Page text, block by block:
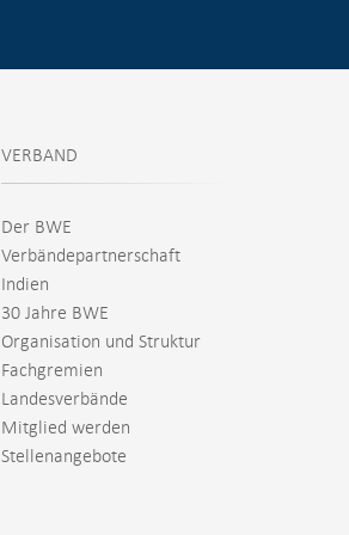
VERBAND
Der BWE
Verbändepartnerschaft
Indien
30 Jahre BWE
Organisation und Struktur
Fachgremien
Landesverbände
Mitglied werden
Stellenangebote